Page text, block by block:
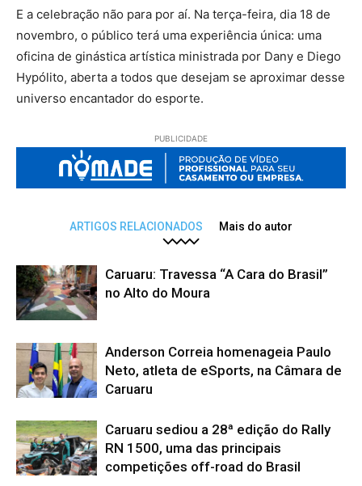
E a celebração não para por aí. Na terça-feira, dia 18 de
novembro, o público terá uma experiência única: uma
oficina de ginástica artística ministrada por Dany e Diego
Hypólito, aberta a todos que desejam se aproximar desse
universo encantador do esporte.
PUBLICIDADE
ARTIGOS RELACIONADOS Mais do autor
Caruaru: Travessa “A Cara do Brasil”
no Alto do Moura
Anderson Correia homenageia Paulo
Neto, atleta de eSports, na Câmara de
Caruaru
Caruaru sediou a 28ª edição do Rally
RN 1500, uma das principais
competições off-road do Brasil